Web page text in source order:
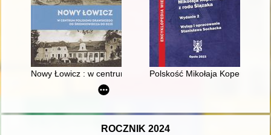
Nowy Łowicz : w centrum poligonu drawskiego od
Polskość Mikołaja Kopernika z
ROCZNIK 2024